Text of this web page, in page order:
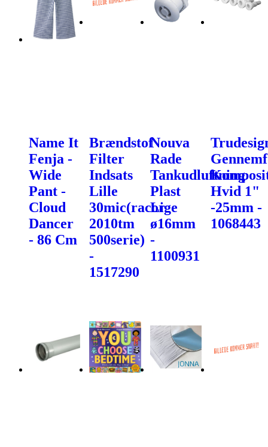
Name It
Fenja -
Wide
Pant -
Cloud
Dancer
- 86 Cm
Brændstof
Filter
Indsats
Lille
30mic(racor
2010tm
500serie)
-
1517290
Nouva
Rade
Tankudluftning
Plast
Lige
ø16mm
-
1100931
Hvid 1"
-25mm -
1068443